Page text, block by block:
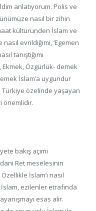
anlatıyorum. Polis ve
nasıl bir zihin
kültüründen İslam ve
evrildiğimi, ‘Egemen
tanıştığımı
Özgürlük- demek
İslam’a uygundur
özelinde yaşayan
önemlidir.
bakış açımı
Ret meselesinin
İslam’ı nasıl
ezilenler etrafında
esas alır.